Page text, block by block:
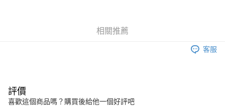
３．安心：先確認商品／服務後，再付款。
１．於結帳方式選擇「AFTEE先享後付」後，將跳轉至「AFTEE先享後付」
ATM／網路銀行／等多元方式進行付款，方視為交易完成。
※ 請注意：結帳手續完成當下不需立刻繳費，但若您需要取消訂單，請聯絡
購買商品的店家。未經商家同意取消之訂單仍視為有效，需透過AFTEE先享
宅配
每筆NT$100，滿NT$499(含以上)免運費
相關推薦
客服
評價
喜歡這個商品嗎？購買後給他一個好評吧